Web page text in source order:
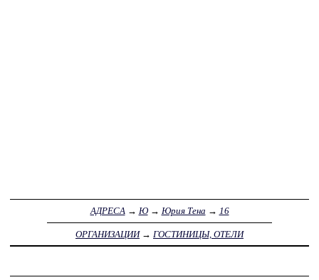
АДРЕСА→ Ю→ Юрия Тена → 16
ОРГАНИЗАЦИИ→ ГОСТИНИЦЫ, ОТЕЛИ